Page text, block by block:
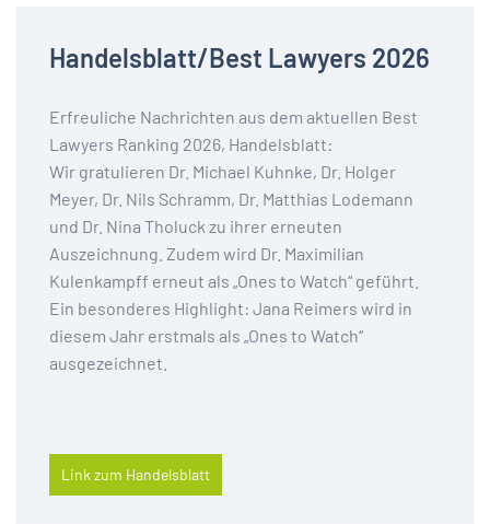
Handelsblatt/Best Lawyers 2026
Erfreuliche Nachrichten aus dem aktuellen Best
Lawyers Ranking 2026, Handelsblatt:
Wir gratulieren Dr. Michael Kuhnke, Dr. Holger
Meyer, Dr. Nils Schramm, Dr. Matthias Lodemann
und Dr. Nina Tholuck zu ihrer erneuten
Auszeichnung. Zudem wird Dr. Maximilian
Kulenkampff erneut als „Ones to Watch“ geführt.
Ein besonderes Highlight: Jana Reimers wird in
diesem Jahr erstmals als „Ones to Watch“
ausgezeichnet.
Link zum Handelsblatt